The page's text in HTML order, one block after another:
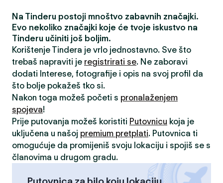
Na Tinderu postoji mnoštvo zabavnih značajki.
Evo nekoliko značajki koje će tvoje iskustvo na
Tinderu učiniti još boljim.
Korištenje Tindera je vrlo jednostavno. Sve što
trebaš napraviti je registrirati se. Ne zaboravi
dodati Interese, fotografije i opis na svoj profil da
što bolje pokažeš tko si.
Nakon toga možeš početi s pronalaženjem
spojeva!
Prije putovanja možeš koristiti Putovnicu koja je
uključena u našoj premium pretplati. Putovnica ti
omogućuje da promijeniš svoju lokaciju i spojiš se s
članovima u drugom gradu.